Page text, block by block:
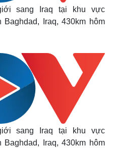
sang Iraq tại khu vực
Baghdad, Iraq, 430km hôm
sang Iraq tại khu vực
Baghdad, Iraq, 430km hôm